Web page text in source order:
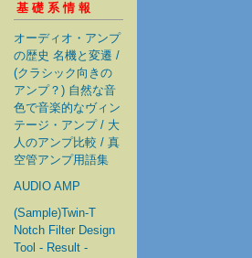
基礎系情報
オーディオ・アンプ
の歴史 名機と変遷 /
(クラシック向きの
アンプ？) 自然な音
色で音楽的なヴィン
テージ・アンプ / 大
人のアンプ比較 / 真
空管アンプ用語集
AUDIO AMP
(Sample)Twin-T
Notch Filter Design
Tool - Result -